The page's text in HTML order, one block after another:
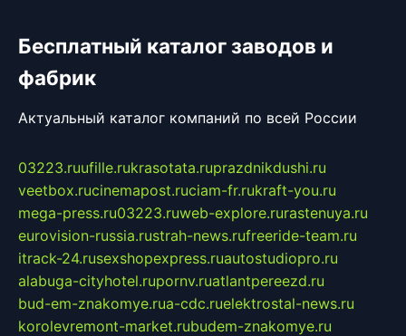
Бесплатный каталог заводов и
фабрик
Актуальный каталог компаний по всей России
03223.ruufille.rukrasotata.ruprazdnikdushi.ru
veetbox.rucinemapost.ruciam-fr.rukraft-you.ru
mega-press.ru03223.ruweb-explore.rurastenuya.ru
eurovision-russia.rustrah-news.rufreeride-team.ru
itrack-24.rusexshopexpress.ruautostudiopro.ru
alabuga-cityhotel.rupornv.ruatlantpereezd.ru
bud-em-znakomye.rua-cdc.ruelektrostal-news.ru
korolevremont-market.rubudem-znakomye.ru